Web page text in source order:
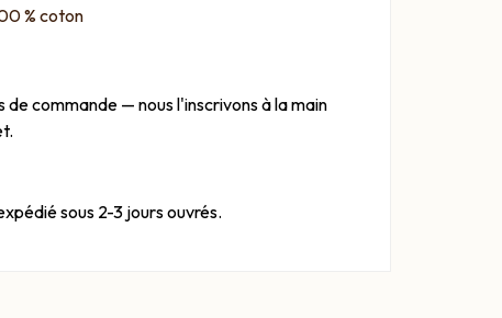
% coton
commande — nous l'inscrivons à la main
sous 2-3 jours ouvrés.